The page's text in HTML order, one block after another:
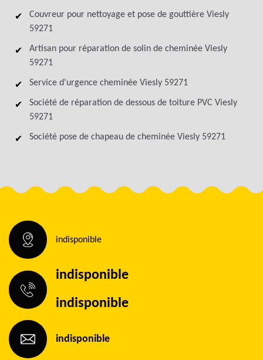
Couvreur pour nettoyage et pose de gouttière Viesly
59271
Artisan pour réparation de solin de cheminée Viesly
59271
Service d'urgence cheminée Viesly 59271
Société de réparation de dessous de toiture PVC Viesly
59271
Société pose de chapeau de cheminée Viesly 59271
indisponible
indisponible
indisponible
indisponible